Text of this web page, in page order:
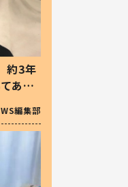
約3年
あっ
編集部